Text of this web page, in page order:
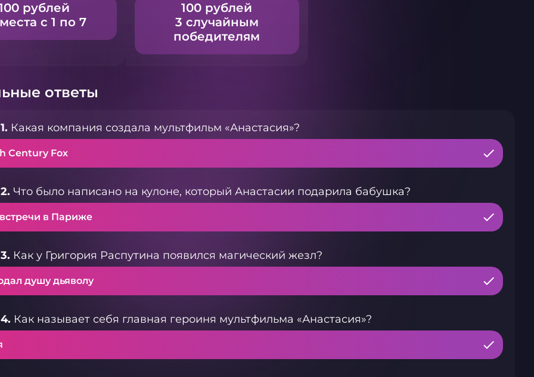
рублей
с 1 по 7
100 рублей
3 случайным
победителям
ответы
Какая компания создала мультфильм «Анастасия»?
Century Fox
Что было написано на кулоне, который Анастасии подарила бабушка?
в Париже
Как у Григория Распутина появился магический жезл?
душу дьяволу
Как называет себя главная героиня мультфильма «Анастасия»?